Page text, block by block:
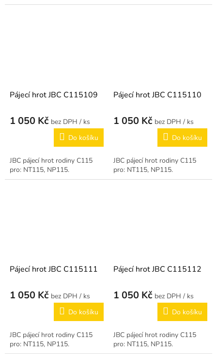
Pájecí hrot JBC C115109
1 050 Kč
/ ks
Do košíku
JBC pájecí hrot rodiny C115
pro: NT115, NP115.
Pájecí hrot JBC C115110
1 050 Kč
/ ks
Do košíku
JBC pájecí hrot rodiny C115
pro: NT115, NP115.
Pájecí hrot JBC C115111
1 050 Kč
/ ks
Do košíku
JBC pájecí hrot rodiny C115
pro: NT115, NP115.
Pájecí hrot JBC C115112
1 050 Kč
/ ks
Do košíku
JBC pájecí hrot rodiny C115
pro: NT115, NP115.